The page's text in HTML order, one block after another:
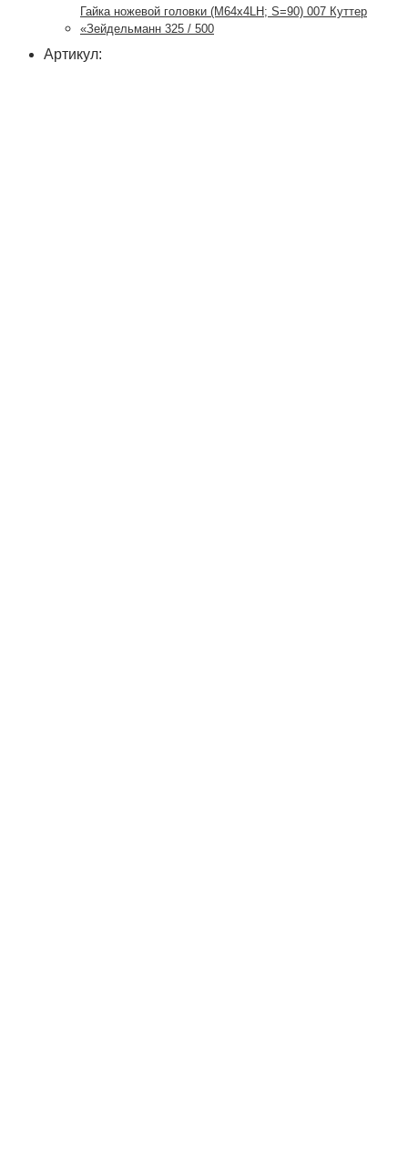
Гайка ножевой головки (М64х4LH; S=90) 007 Куттер
«Зейдельманн 325 / 500
Артикул: